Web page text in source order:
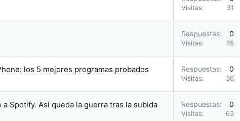
Visitas 31
Respuestas 0
Visitas 35
los 5 mejores programas probados Respuestas 0
Visitas 36
Spotify. Así queda la guerra tras la subida
Respuestas 0
Visitas 63